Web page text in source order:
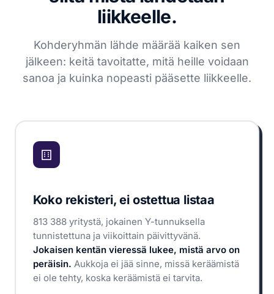
liikkeelle.
Kohderyhmän lähde määrää kaiken sen
jälkeen: keitä tavoitatte, mitä heille voidaan
sanoa ja kuinka nopeasti pääsette liikkeelle.
Koko rekisteri, ei ostettua listaa
813 388 yritystä, jokainen Y-tunnuksella
tunnistettuna ja viikoittain päivittyvänä.
Jokaisen kentän vieressä lukee, mistä arvo on
peräisin. Aukkoja ei jää sinne, missä keräämistä
ei ole tehty, koska keräämistä ei tarvita.